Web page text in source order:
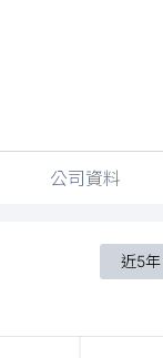
公司資料
近5年